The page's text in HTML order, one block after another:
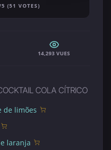
(51 VOTES)
14,293 VUES
COLA CÍTRICO
de limões
laranja